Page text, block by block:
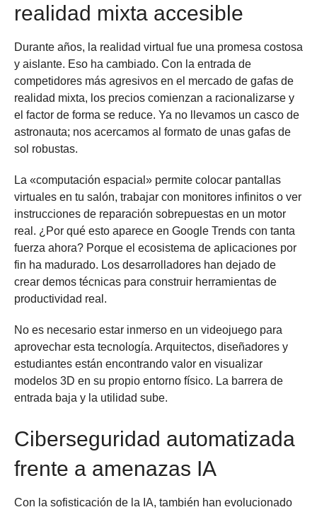
realidad mixta accesible
Durante años, la realidad virtual fue una promesa costosa
y aislante. Eso ha cambiado. Con la entrada de
competidores más agresivos en el mercado de gafas de
realidad mixta, los precios comienzan a racionalizarse y
el factor de forma se reduce. Ya no llevamos un casco de
astronauta; nos acercamos al formato de unas gafas de
sol robustas.
La «computación espacial» permite colocar pantallas
virtuales en tu salón, trabajar con monitores infinitos o ver
instrucciones de reparación sobrepuestas en un motor
real. ¿Por qué esto aparece en Google Trends con tanta
fuerza ahora? Porque el ecosistema de aplicaciones por
fin ha madurado. Los desarrolladores han dejado de
crear demos técnicas para construir herramientas de
productividad real.
No es necesario estar inmerso en un videojuego para
aprovechar esta tecnología. Arquitectos, diseñadores y
estudiantes están encontrando valor en visualizar
modelos 3D en su propio entorno físico. La barrera de
entrada baja y la utilidad sube.
Ciberseguridad automatizada
frente a amenazas IA
Con la sofisticación de la IA, también han evolucionado